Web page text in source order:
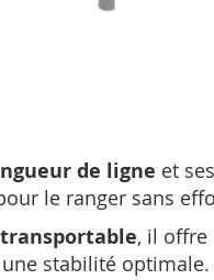
de ligne et ses
le ranger sans
, il offre
stabilité optimale.